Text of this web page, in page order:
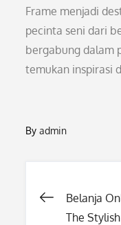
Frame menjadi
pecinta seni dari
bergabung dalam
temukan inspirasi
Byadmin
Post
Belanja
The